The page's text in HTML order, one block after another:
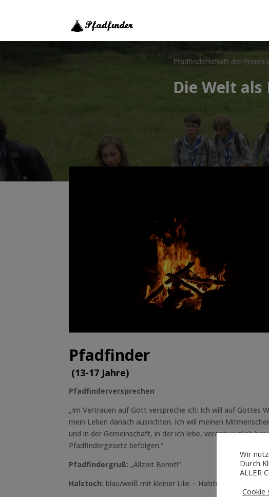
Pfadfinderschaft der Freien
Die Welt
Pfadfinder
(13-17 Jahre)
Pfadfinderversprechen
„Im Vertrauen auf Gott verspreche ich: Ich will auf Gottes
mein Leben danach ausrichten. Ich will meinen
und in der Gemeinschaft, in der ich lebe, verantwortlich
Pfadfindergesetz befolgen.“
Pfadfindergruß: „Allzeit Bereit!“
Halstuch: blau/weiß mit kleiner Lilie – Halstuchknoten
Wir
Durch
ALLER
Cookie